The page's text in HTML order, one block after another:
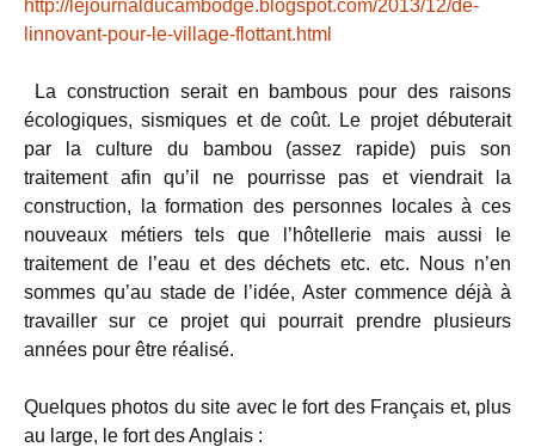
http://lejournalducambodge.blogspot.com/2013/12/de-
linnovant-pour-le-village-flottant.html
La construction serait en bambous pour des raisons
écologiques, sismiques et de coût. Le projet débuterait
par la culture du bambou (assez rapide) puis son
traitement afin qu’il ne pourrisse pas et viendrait la
construction, la formation des personnes locales à ces
nouveaux métiers tels que l’hôtellerie mais aussi le
traitement de l’eau et des déchets etc. etc. Nous n’en
sommes qu’au stade de l’idée, Aster commence déjà à
travailler sur ce projet qui pourrait prendre plusieurs
années pour être réalisé.
Quelques photos du site avec le fort des Français et, plus
au large, le fort des Anglais :